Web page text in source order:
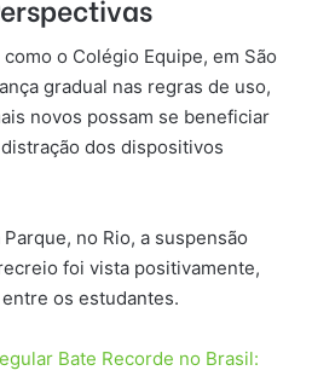
o Colégio Equipe, em São
gradual nas regras de uso,
novos possam se beneficiar
dos dispositivos
no Rio, a suspensão
foi vista positivamente,
os estudantes.
Bate Recorde no Brasil: